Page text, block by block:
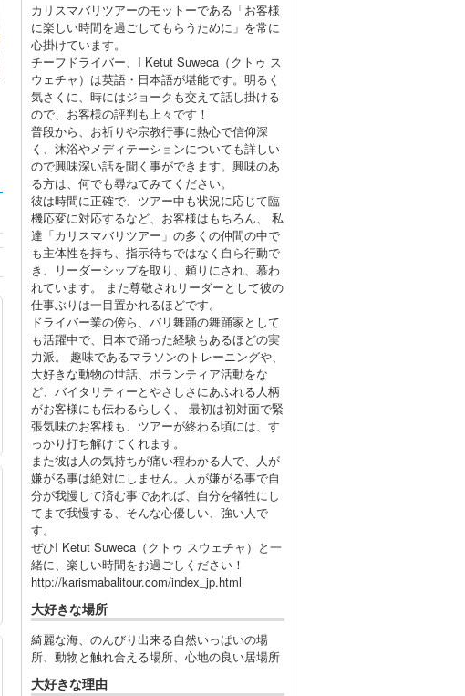
カリスマバリツアーのモットーである「お客様
に楽しい時間を過ごしてもらうために」を常に
心掛けています。
チーフドライバー、I Ketut Suweca（クトゥ ス
ウェチャ）は英語・日本語が堪能です。明るく
気さくに、時にはジョークも交えて話し掛ける
ので、お客様の評判も上々です！
普段から、お祈りや宗教行事に熱心で信仰深
く、沐浴やメディテーションについても詳しい
ので興味深い話を聞く事ができます。興味のあ
る方は、何でも尋ねてみてください。
彼は時間に正確で、ツアー中も状況に応じて臨
機応変に対応するなど、お客様はもちろん、 私
達「カリスマバリツアー」の多くの仲間の中で
も主体性を持ち、指示待ちではなく自ら行動で
き、リーダーシップを取り、頼りにされ、慕わ
れています。 また尊敬されリーダーとして彼の
仕事ぶりは一目置かれるほどです。
ドライバー業の傍ら、バリ舞踊の舞踊家として
も活躍中で、日本で踊った経験もあるほどの実
力派。 趣味であるマラソンのトレーニングや、
大好きな動物の世話、ボランティア活動をな
ど、バイタリティーとやさしさにあふれる人柄
がお客様にも伝わるらしく、 最初は初対面で緊
張気味のお客様も、ツアーが終わる頃には、す
っかり打ち解けてくれます。
また彼は人の気持ちが痛い程わかる人で、人が
嫌がる事は絶対にしません。人が嫌がる事で自
分が我慢して済む事であれば、自分を犠牲にし
てまで我慢する、そんな心優しい、強い人で
す。
ぜひI Ketut Suweca（クトゥ スウェチャ）と一
緒に、楽しい時間をお過ごしください！
http://karismabalitour.com/index_jp.html
大好きな場所
綺麗な海、のんびり出来る自然いっぱいの場
所、動物と触れ合える場所、心地の良い居場所
大好きな理由